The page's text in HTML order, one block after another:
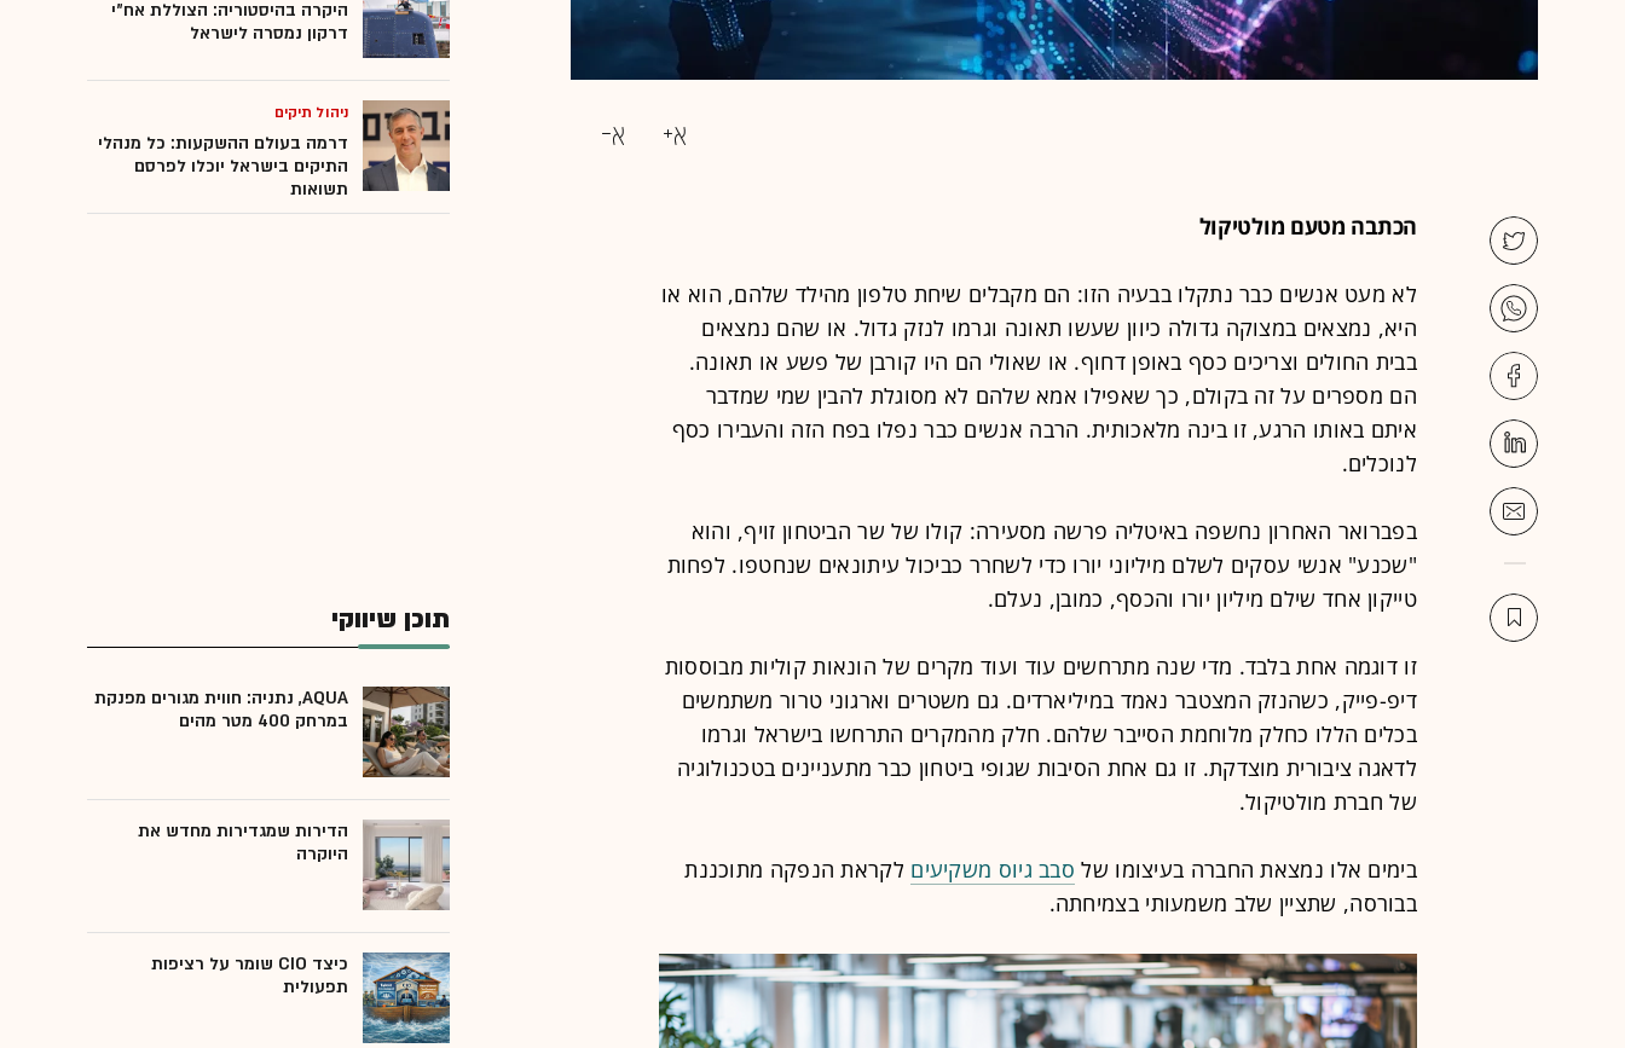
הכתבה מטעם מולטיקול
לא מעט אנשים כבר נתקלו בבעיה הזו: הם מקבלים שיחת טלפון מהילד שלהם, הוא או
היא, נמצאים במצוקה גדולה כיוון שעשו תאונה וגרמו לנזק גדול. או שהם נמצאים
בבית החולים וצריכים כסף באופן דחוף. או שאולי הם היו קורבן של פשע או תאונה.
הם מספרים על זה בקולם, כך שאפילו אמא שלהם לא מסוגלת להבין שמי שמדבר
איתם באותו הרגע, זו בינה מלאכותית. הרבה אנשים כבר נפלו בפח הזה והעבירו כסף
לנוכלים.
בפברואר האחרון נחשפה באיטליה פרשה מסעירה: קולו של שר הביטחון זויף, והוא
"שכנע" אנשי עסקים לשלם מיליוני יורו כדי לשחרר כביכול עיתונאים שנחטפו. לפחות
טייקון אחד שילם מיליון יורו והכסף, כמובן, נעלם.
זו דוגמה אחת בלבד. מדי שנה מתרחשים עוד ועוד מקרים של הונאות קוליות מבוססות
דיפ-פייק, כשהנזק המצטבר נאמד במיליארדים. גם משטרים וארגוני טרור משתמשים
בכלים הללו כחלק מלוחמת הסייבר שלהם. חלק מהמקרים התרחשו בישראל וגרמו
לדאגה ציבורית מוצדקת. זו גם אחת הסיבות שגופי ביטחון כבר מתעניינים בטכנולוגיה
של חברת מולטיקול.
בימים אלו נמצאת החברה בעיצומו של סבב גיוס משקיעים לקראת הנפקה מתוכננת
בבורסה, שתציין שלב משמעותי בצמיחתה.
היקרה בהיסטוריה: הצוללת אח"י
דרקון נמסרה לישראל
ניהול תיקים
דרמה בעולם ההשקעות: כל מנהלי
התיקים בישראל יוכלו לפרסם
תשואות
תוכן שיווקי
AQUA, נתניה: חווית מגורים מפנקת
במרחק 400 מטר מהים
הדירות שמגדירות מחדש את
היוקרה
כיצד CIO שומר על רציפות
תפעולית